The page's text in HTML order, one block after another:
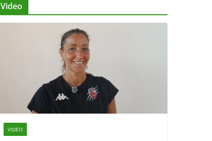
Video
VIDEO